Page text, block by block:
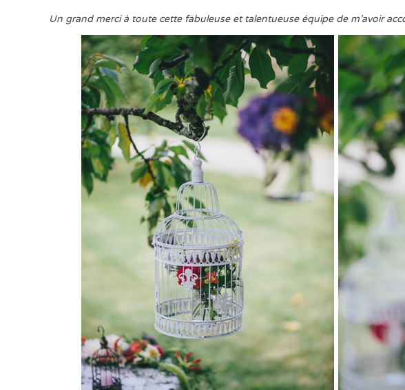
Un grand merci à toute cette fabuleuse et talentueuse équipe de m’avoir